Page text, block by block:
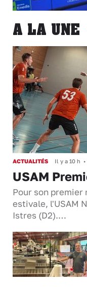
A LA UNE
ACTUALITÉS Il y a 10 h •
USAM
Pour son
estivale, l'USAM
Istres (D2).…